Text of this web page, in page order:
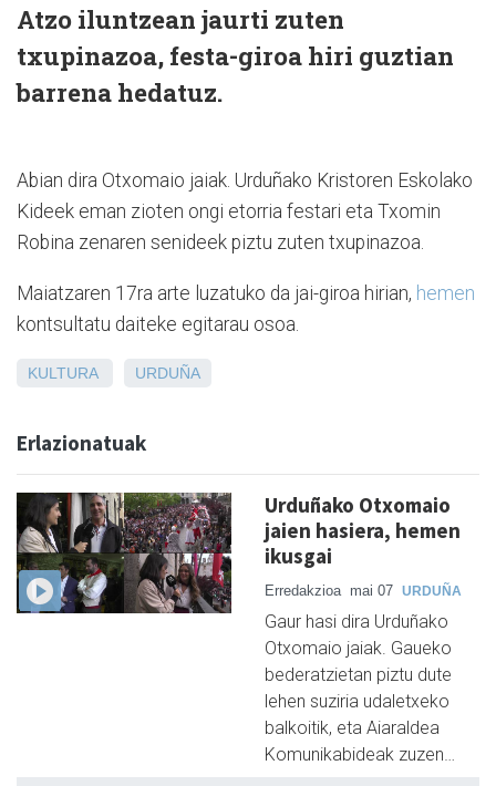
Atzo iluntzean jaurti zuten
txupinazoa, festa-giroa hiri guztian
barrena hedatuz.
Abian dira Otxomaio jaiak. Urduñako Kristoren Eskolako
Kideek eman zioten ongi etorria festari eta Txomin
Robina zenaren senideek piztu zuten txupinazoa.
Maiatzaren 17ra arte luzatuko da jai-giroa hirian, hemen
kontsultatu daiteke egitarau osoa.
KULTURA URDUÑA
Erlazionatuak
Urduñako Otxomaio
jaien hasiera, hemen
ikusgai
Erredakzioa mai 07 URDUÑA
Gaur hasi dira Urduñako
Otxomaio jaiak. Gaueko
bederatzietan piztu dute
lehen suziria udaletxeko
balkoitik, eta Aiaraldea
Komunikabideak zuzen…